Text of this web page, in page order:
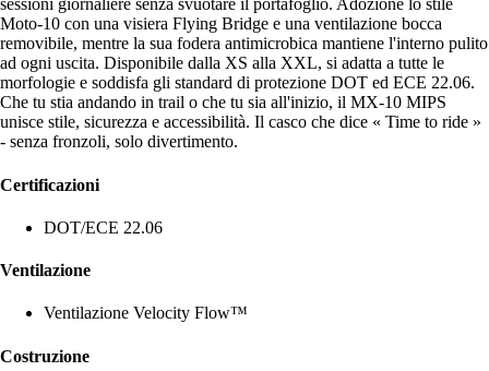
sessioni giornaliere senza svuotare il portafoglio. Adozione lo stile
Moto-10 con una visiera Flying Bridge e una ventilazione bocca
removibile, mentre la sua fodera antimicrobica mantiene l'interno pulito
ad ogni uscita. Disponibile dalla XS alla XXL, si adatta a tutte le
morfologie e soddisfa gli standard di protezione DOT ed ECE 22.06.
Che tu stia andando in trail o che tu sia all'inizio, il MX-10 MIPS
unisce stile, sicurezza e accessibilità. Il casco che dice « Time to ride »
- senza fronzoli, solo divertimento.
Certificazioni
DOT/ECE 22.06
Ventilazione
Ventilazione Velocity Flow™
Costruzione